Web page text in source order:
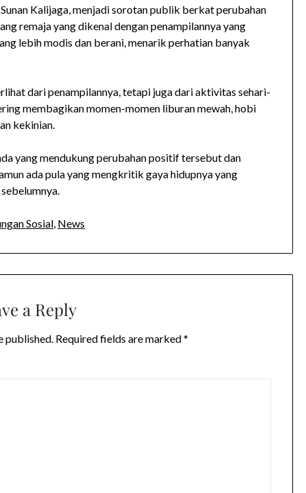
Kalijaga, menjadi sorotan publik berkat perubahan
remaja yang dikenal dengan penampilannya yang
lebih modis dan berani, menarik perhatian banyak
dari penampilannya, tetapi juga dari aktivitas sehari-
membagikan momen-momen liburan mewah, hobi
kekinian.
yang mendukung perubahan positif tersebut dan
ada pula yang mengkritik gaya hidupnya yang
Sosial, News
a Reply
published. Required fields are marked*